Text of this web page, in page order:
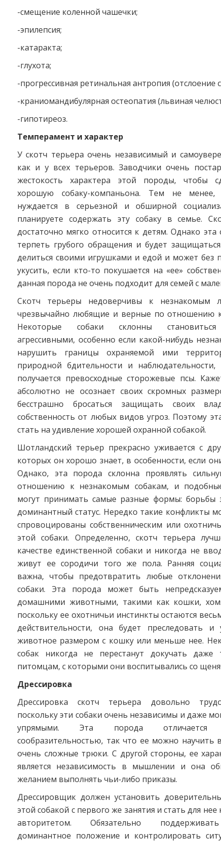
-смещение коленной чашечки;
-эпилепсия;
-катаракта;
-глухота;
-прогрессивная ретинальная антропия (отслоение
-краниомандибулярная остеопатия (львиная
-гипотиреоз.
Темперамент и характер
У скотч терьера очень независимый и
как и у всех терьеров. Заводчики очень
жестокость характера этой породы, чтобы
хорошую собаку-компаньона. Тем не
нуждается в серьезной и обширной
планируете содержать эту собаку в семье.
достаточно мягко относится к детям. Однако эта
терпеть грубого обращения и будет
делиться своими игрушками и едой и может без
укусить, если кто-то покушается на «ее»
данная порода не очень подходит для семей с
Скотч терьеры недоверчивы к незнакомым
чрезвычайно любящие и верные по отношению
Некоторые собаки склонны становиться
агрессивными, особенно если какой-нибудь
нарушить границы охраняемой ими
природной бдительности и
получается превосходные сторожевые псы.
абсолютно не осознает своих скромных
бесстрашно бросаться защищать своих
собственность от любых видов угроз. Поэтому
стать на удивление хорошей охранной собакой.
Шотландский терьер прекрасно уживается с
которых он хорошо знает, в особенности, если
Однако, эта порода склонна проявлять
отношению к незнакомым собакам, и
могут принимать самые разные формы: борьбы
доминантный статус. Нередко такие конфликты
спровоцированы собственническим или
этой собаки. Определенно, скотч терьера
качестве единственной собаки и никогда не
живут ее сородичи того же пола. Ранняя
важна, чтобы предотвратить любые
собаки. Эта порода может быть
домашними животными, такими как кошки,
поскольку ее охотничьи инстинкты остаются
действительности, она будет преследовать
животное размером с кошку или меньше нее.
собак никогда не перестанут докучать
питомцам, с которыми они воспитывались со
Дрессировка
Дрессировка скотч терьера довольно
поскольку эти собаки очень независимы и даже
упрямыми. Эта порода отличается
сообразительностью, так что ее можно научить
очень сложные трюки. С другой стороны, ее
является независимость в мышлении и она
желанием выполнять чьи-либо приказы.
Дрессировщик должен установить
этой собакой с первого же занятия и стать для
авторитетом. Обязательно
доминантное положение и контролировать